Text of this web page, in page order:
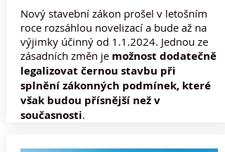
Nový stavební zákon prošel v letošním
roce rozsáhlou novelizací a bude až na
výjimky účinný od 1.1.2024. Jednou ze
zásadních změn je možnost dodatečně
legalizovat černou stavbu při
splnění zákonných podmínek, které
však budou přísnější než v
současnosti.